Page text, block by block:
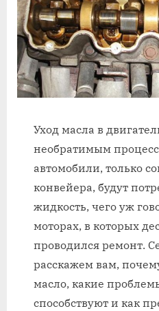
Уход масла в
необратимым
автомобили, только
конвейера, будут
жидкость, чего уж
моторах, в которых
проводился ремонт.
расскажем вам,
масло, какие
способствуют и как